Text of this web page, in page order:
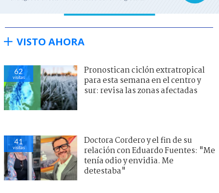
VISTO AHORA
62
visitas
Pronostican ciclón extratropical
para esta semana en el centro y
sur: revisa las zonas afectadas
41
visitas
Doctora Cordero y el fin de su
relación con Eduardo Fuentes: "Me
tenía odio y envidia. Me
detestaba"